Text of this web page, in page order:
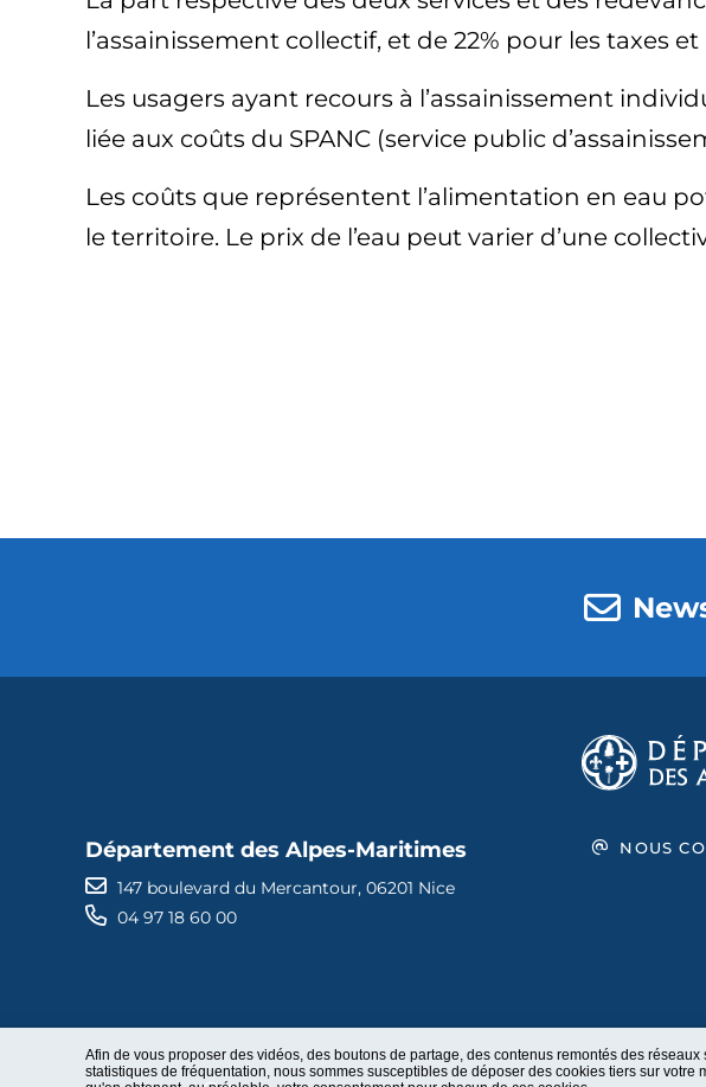
Afin de vous proposer des vidéos, des boutons de partage, des contenus remontés des
statistiques de fréquentation, nous sommes susceptibles de déposer des cookies tiers sur votre
l’assainissement collectif, et de 22% pour les taxes
Les usagers ayant recours à l’assainissement
liée aux coûts du SPANC (service public
Les coûts que représentent l’alimentation en eau
le territoire. Le prix de l’eau peut varier d’une
Département des Alpes-Maritimes
147 boulevard du Mercantour, 06201 Nice
04 97 18 60 00
NOUS